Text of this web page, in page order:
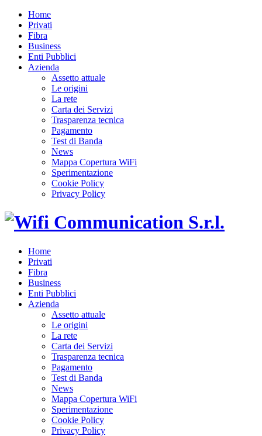
Home
Privati
Fibra
Business
Enti Pubblici
Azienda
Assetto attuale
Le origini
La rete
Carta dei Servizi
Trasparenza tecnica
Pagamento
Test di Banda
News
Mappa Copertura WiFi
Sperimentazione
Cookie Policy
Privacy Policy
Home
Privati
Fibra
Business
Enti Pubblici
Azienda
Assetto attuale
Le origini
La rete
Carta dei Servizi
Trasparenza tecnica
Pagamento
Test di Banda
News
Mappa Copertura WiFi
Sperimentazione
Cookie Policy
Privacy Policy